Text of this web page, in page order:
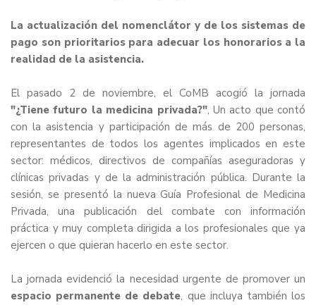
La actualización del nomenclátor y de los sistemas de
pago son prioritarios para adecuar los honorarios a la
realidad de la asistencia.
El pasado 2 de noviembre, el CoMB acogió la jornada
"¿Tiene futuro la medicina privada?", Un acto que contó
con la asistencia y participación de más de 200 personas,
representantes de todos los agentes implicados en este
sector: médicos, directivos de compañías aseguradoras y
clínicas privadas y de la administración pública. Durante la
sesión, se presentó la nuevaGuía Profesional de Medicina
Privada, una publicación del combate con información
práctica y muy completa dirigida a los profesionales que ya
ejercen o que quieran hacerlo en este sector.
La jornada evidenció la necesidad urgente de promover un
espacio permanente de debate, que incluya también los